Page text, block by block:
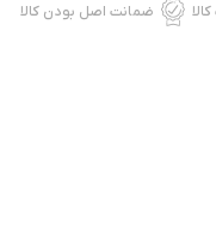
ضمانت اصل بودن کالا